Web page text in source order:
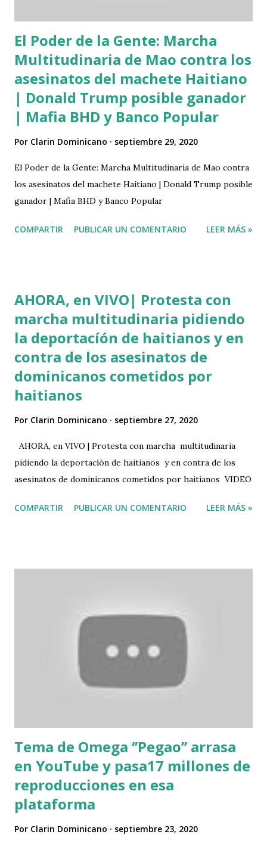
El Poder de la Gente: Marcha
Multitudinaria de Mao contra los
asesinatos del machete Haitiano
| Donald Trump posible ganador
| Mafia BHD y Banco Popular
Por Clarin Dominicano septiembre 29, 2020
El Poder de la Gente: Marcha Multitudinaria de Mao contra
los asesinatos del machete Haitiano | Donald Trump posible
ganador | Mafia BHD y Banco Popular
COMPARTIR PUBLICAR UN COMENTARIO LEER MÁS »
AHORA, en VIVO| Protesta con
marcha multitudinaria pidiendo
la deportacíón de haitianos y en
contra de los asesinatos de
dominicanos cometidos por
haitianos
Por Clarin Dominicano septiembre 27, 2020
AHORA, en VIVO | Protesta con marcha multitudinaria
pidiendo la deportacíón de haitianos y en contra de los
asesinatos de dominicanos cometidos por haitianos VIDEO
COMPARTIR PUBLICAR UN COMENTARIO LEER MÁS »
Tema de Omega ‘’Pegao’’ arrasa
en YouTube y pasa17 millones de
reproducciones en esa
plataforma
Por Clarin Dominicano septiembre 23, 2020